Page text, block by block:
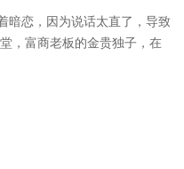
暗恋，因为说话太直了，导致
，富商老板的金贵独子，在
种挣一分都要给他花两分，